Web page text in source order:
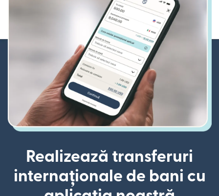
Realizează transferuri
internaționale de bani cu